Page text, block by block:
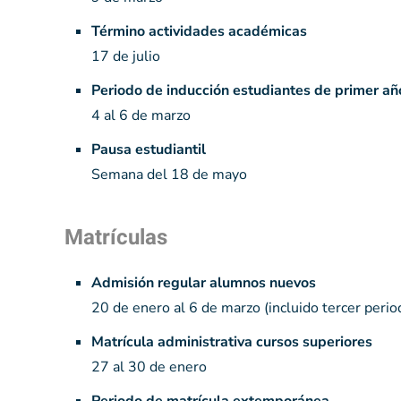
Término actividades académicas
17 de julio
Periodo de inducción estudiantes de primer
4 al 6 de marzo
Pausa estudiantil
Semana del 18 de mayo
Matrículas
Admisión regular alumnos nuevos
20 de enero al 6 de marzo (incluido tercer
Matrícula administrativa cursos superiores
27 al 30 de enero